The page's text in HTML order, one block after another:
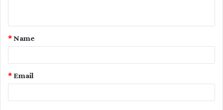
t
Name
*
Email
*